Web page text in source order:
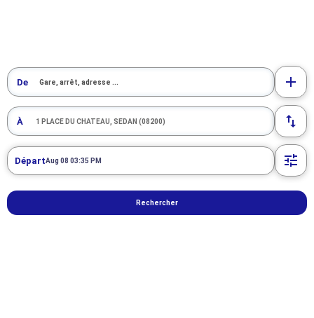
1 résultats pour la recherche : 1 PLACE DU CHATEAU, SEDAN (08200)
De
1 résultats pour la recherche : 1 PLACE DU CHATEAU, SEDAN (08200)
À
DépartAug 08 03:35 PM
Rechercher